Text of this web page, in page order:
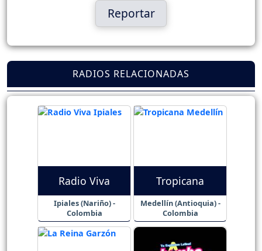
Reportar
RADIOS RELACIONADAS
Radio Viva
Ipiales (Nariño) -
Colombia
Tropicana
Medellín (Antioquia) -
Colombia